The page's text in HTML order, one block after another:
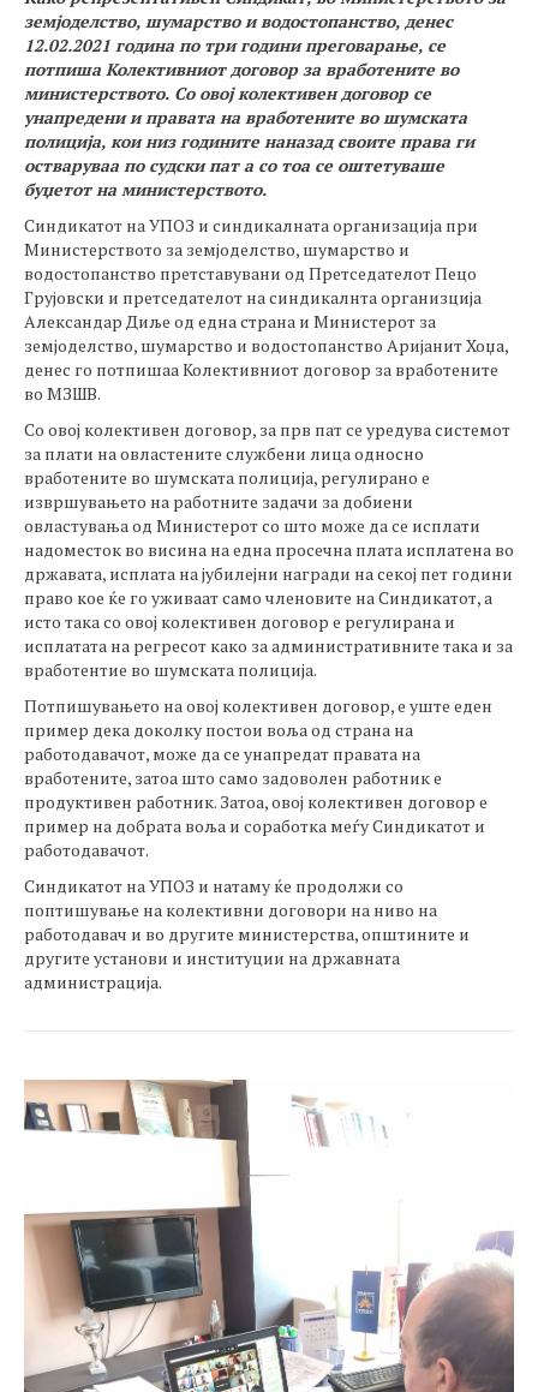
земјоделство, шумарство и водостопанство, денес
12.02.2021 година по три години преговарање, се
потпиша Колективниот договор за вработените во
министерството. Со овој колективен договор се
унапредени и правата на вработените во шумската
полиција, кои низ годините наназад своите права ги
остваруваа по судски пата со тоа се оштетуваше
буџетот на министерството.
Синдикатот на УПОЗ и синдикалната организација при
Министерството за земјоделство, шумарство и
водостопанство претставувани од Претседателот Пецо
Грујовски и претседателот на синдикалнта организција
Александар Диље од една страна и Министерот за
земјоделство, шумарство и водостопанство Аријанит Хоџа,
денес го потпишаа Колективниот договор за вработените
во МЗШВ.
Со овој колективен договор, за прв пат се уредува системот
за плати на овластените службени лица односно
вработените во шумската полиција, регулирано е
извршувањето на работните задачи за добиени
овластувања од Министерот со што може да се исплати
надоместок во висина на една просечна плата исплатена во
државата, исплата на јубилејни награди на секој пет години
право кое ќе го уживаат само членовите на Синдикатот, а
исто така со овој колективен договор е регулирана и
исплатата на регресот како за административните така и за
вработентие во шумската полиција.
Потпишувањето на овој колективен договор, е уште еден
пример дека доколку постои воља од страна на
работодавачот, може да се унапредат правата на
вработените, затоа што само задоволен работник е
продуктивен работник. Затоа, овој колективен договор е
пример на добрата воља и соработка меѓу Синдикатот и
работодавачот.
Синдикатот на УПОЗ и натаму ќе продолжи со
поптишување на колективни договори на ниво на
работодавач и во другите министерства, општините и
другите установи и институции на државната
администрација.